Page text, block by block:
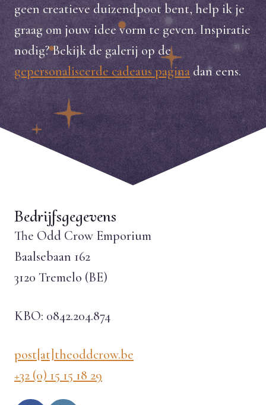
geen creatieve duizendpoot bent, help ik je
graag om jouw idee vorm te geven. Inspiratie
nodig? Bekijk de galerij op de
gepersonaliseerde cadeaus pagina dan eens.
Bedrijfsgegevens
The Odd Crow Emporium
Baalsebaan 162
3120 Tremelo (BE)
KBO: 0842.204.874
post[at]theoddcrow.be
+32 (0) 15 15 18 29